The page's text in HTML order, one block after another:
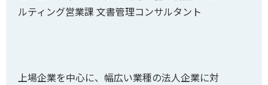
ルティング営業課 文書管理コンサルタント
上場企業を中心に、幅広い業種の法人企業に対